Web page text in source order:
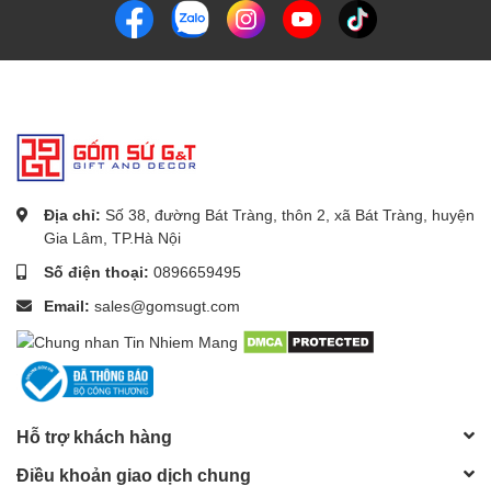
Địa chỉ: Số 38, đường Bát Tràng, thôn 2, xã Bát Tràng, huyện
Gia Lâm, TP.Hà Nội
Số điện thoại: 0896659495
Email: sales@gomsugt.com
Hỗ trợ khách hàng
Điều khoản giao dịch chung